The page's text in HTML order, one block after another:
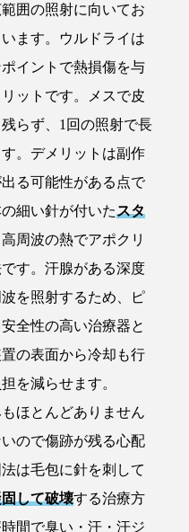
囲の照射に向いてお
ます。ウルドライは
イントで熱損傷を与
ットです。メスで皮
らず、1回の照射で長
。デメリットは副作
る可能性がある点で
細い針が付いたスタ
周波の熱でアポクリ
す。汗腺がある深度
を照射するため、ピ
全性の高い治療器と
の表面から冷却も行
を減らせます。
ほとんどありません
ので傷跡が残る心配
は毛包に針を刺して
して破壊する治療方
間で臭い・汗・汗ジ